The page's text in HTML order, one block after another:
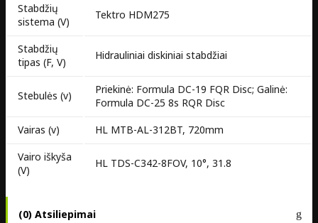
Stabdžių
sistema (V)
Tektro HDM275
Stabdžių
tipas (F, V)
Hidrauliniai diskiniai stabdžiai
Stebulės (v)
Priekinė: Formula DC-19 FQR Disc; Galinė:
Formula DC-25 8s RQR Disc
Vairas (v)
HL MTB-AL-312BT, 720mm
Vairo iškyša
(V)
HL TDS-C342-8FOV, 10°, 31.8
(0) Atsiliepimai